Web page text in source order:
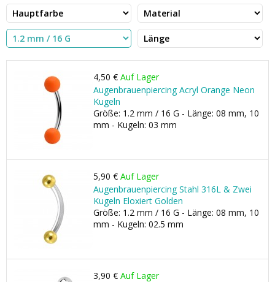
4,50 € Auf Lager
Augenbrauenpiercing Acryl Orange Neon
Kugeln
Größe: 1.2 mm / 16 G - Länge: 08 mm, 10
mm - Kugeln: 03 mm
5,90 € Auf Lager
Augenbrauenpiercing Stahl 316L & Zwei
Kugeln Eloxiert Golden
Größe: 1.2 mm / 16 G - Länge: 08 mm, 10
mm - Kugeln: 02.5 mm
3,90 € Auf Lager